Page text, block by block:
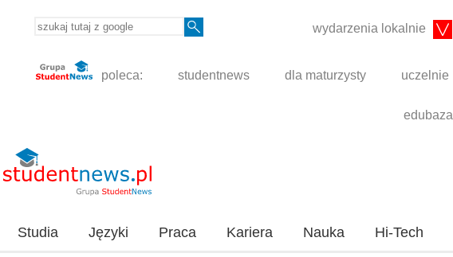
wydarzenia lokalnie
poleca: studentnews dla maturzysty uczelnie
edubaza
Studia Języki Praca Kariera Nauka Hi-Tech